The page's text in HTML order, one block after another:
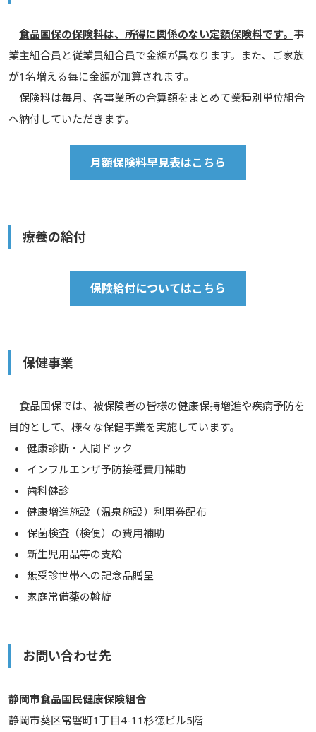
食品国保の保険料は、所得に関係のない定額保険料です。 事
業主組合員と従業員組合員で金額が異なります。また、ご家族
が1名増える毎に金額が加算されます。
保険料は毎月、各事業所の合算額をまとめて業種別単位組合
へ納付していただきます。
月額保険料早見表はこちら
療養の給付
保険給付についてはこちら
保健事業
食品国保では、被保険者の皆様の健康保持増進や疾病予防を
目的として、様々な保健事業を実施しています。
健康診断・人間ドック
インフルエンザ予防接種費用補助
歯科健診
健康増進施設（温泉施設）利用券配布
保菌検査（検便）の費用補助
新生児用品等の支給
無受診世帯への記念品贈呈
家庭常備薬の斡旋
お問い合わせ先
静岡市食品国民健康保険組合
静岡市葵区常磐町1丁目4-11杉徳ビル5階